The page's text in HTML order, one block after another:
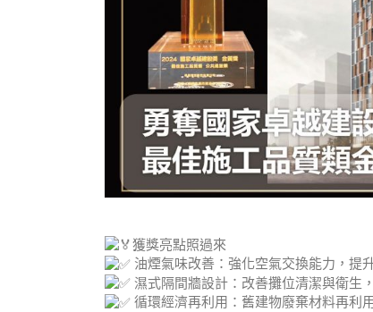
獲獎亮點照過來
油煙氣味改善：強化空氣交換能力，提
濕式隔間牆設計：改善攤位清潔與衛生
循環經濟再利用：舊建物廢棄材料再利